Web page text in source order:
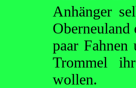
Anhänger
paar
Trommel
wollen.